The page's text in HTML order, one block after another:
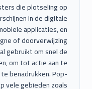
die plotseling op
in de digitale
applicaties, en
of doorverwijzing
gebruikt om snel de
om tot actie aan te
benadrukken. Pop-
vele gebieden zoals